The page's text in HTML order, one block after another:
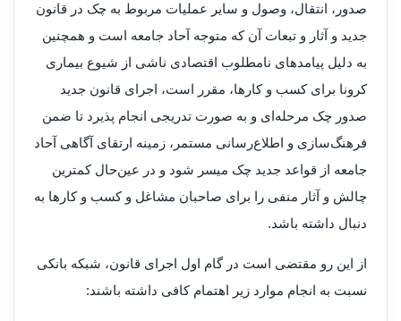
صدور، انتقال، وصول و سایر عملیات مربوط به چک در قانون
جدید و آثار و تبعات آن که متوجه آحاد جامعه است و همچنین
به دلیل پیامدهای نامطلوب اقتصادی ناشی از شیوع بیماری
کرونا برای کسب و کارها، مقرر است، اجرای قانون جدید
صدور چک مرحله‌ای و به صورت تدریجی انجام پذیرد تا ضمن
فرهنگ‌سازی و اطلاع‌رسانی مستمر، زمینه ارتقای آگاهی آحاد
جامعه از قواعد جدید چک میسر شود و در عین‌حال کمترین
چالش و آثار منفی را برای صاحبان مشاغل و کسب و کارها به
دنبال داشته باشد.
از این رو مقتضی است در گام اول اجرای قانون، شبکه بانکی
نسبت به انجام موارد زیر اهتمام کافی داشته باشند: